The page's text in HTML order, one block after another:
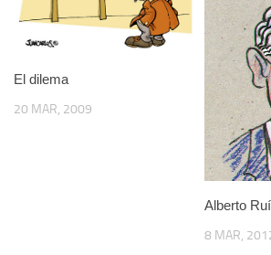
El dilema
20 MAR, 2009
Alberto
8 MAR,